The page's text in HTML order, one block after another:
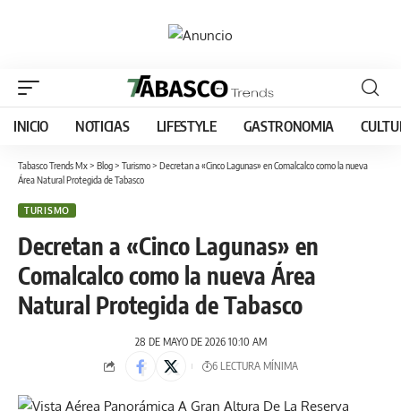
INICIO NOTICIAS LIFESTYLE GASTRONOMIA
Tabasco Trends Mx> Blog> Turismo> Decretan a «Cinco Lagunas» en Comalcalco como la nueva
Área Natural Protegida de Tabasco
TURISMO
Decretan a «Cinco Lagunas» en
Comalcalco como la nueva Área
Natural Protegida de Tabasco
28 DE MAYO DE 2026 10:10 AM
6 LECTURA MÍNIMA